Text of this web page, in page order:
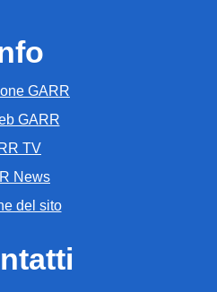
GARR
GARR
TV
News
del sito